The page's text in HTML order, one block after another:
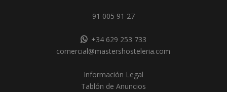
91 005 91 27
+34 629 253 733
comercial@mastershosteleria.com
Información Legal
Tablón de Anuncios